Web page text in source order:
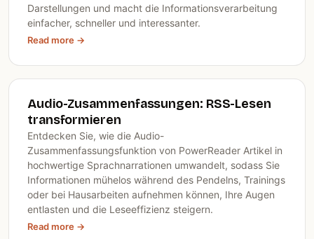
Darstellungen und macht die Informationsverarbeitung
einfacher, schneller und interessanter.
Read more →
Audio-Zusammenfassungen: RSS-Lesen
transformieren
Entdecken Sie, wie die Audio-
Zusammenfassungsfunktion von PowerReader Artikel in
hochwertige Sprachnarrationen umwandelt, sodass Sie
Informationen mühelos während des Pendelns, Trainings
oder bei Hausarbeiten aufnehmen können, Ihre Augen
entlasten und die Leseeffizienz steigern.
Read more →